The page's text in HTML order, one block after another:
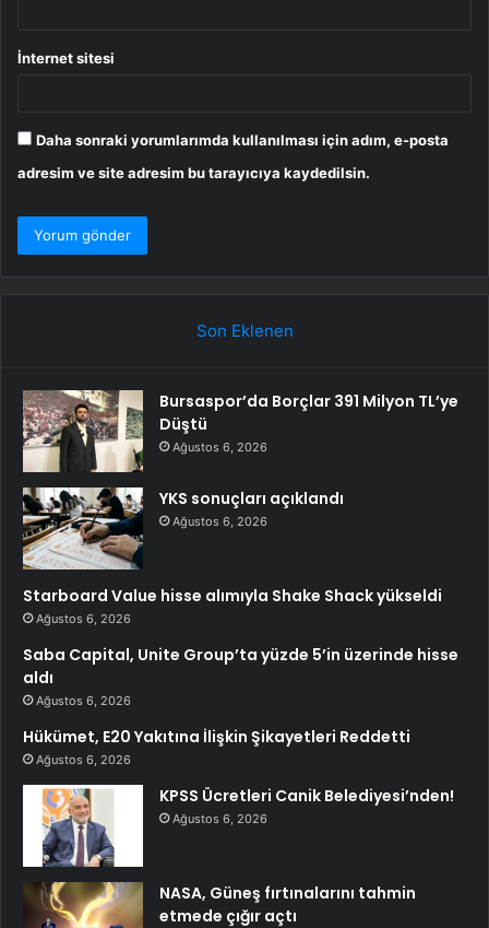
İnternet sitesi
Daha sonraki yorumlarımda kullanılması için adım, e-posta
adresim ve site adresim bu tarayıcıya kaydedilsin.
Son Eklenen
Bursaspor’da Borçlar 391 Milyon TL’ye
Düştü
Ağustos 6, 2026
YKS sonuçları açıklandı
Ağustos 6, 2026
Starboard Value hisse alımıyla Shake Shack yükseldi
Ağustos 6, 2026
Saba Capital, Unite Group’ta yüzde 5’in üzerinde hisse
aldı
Ağustos 6, 2026
Hükümet, E20 Yakıtına İlişkin Şikayetleri Reddetti
Ağustos 6, 2026
KPSS Ücretleri Canik Belediyesi’nden!
Ağustos 6, 2026
NASA, Güneş fırtınalarını tahmin
etmede çığır açtı